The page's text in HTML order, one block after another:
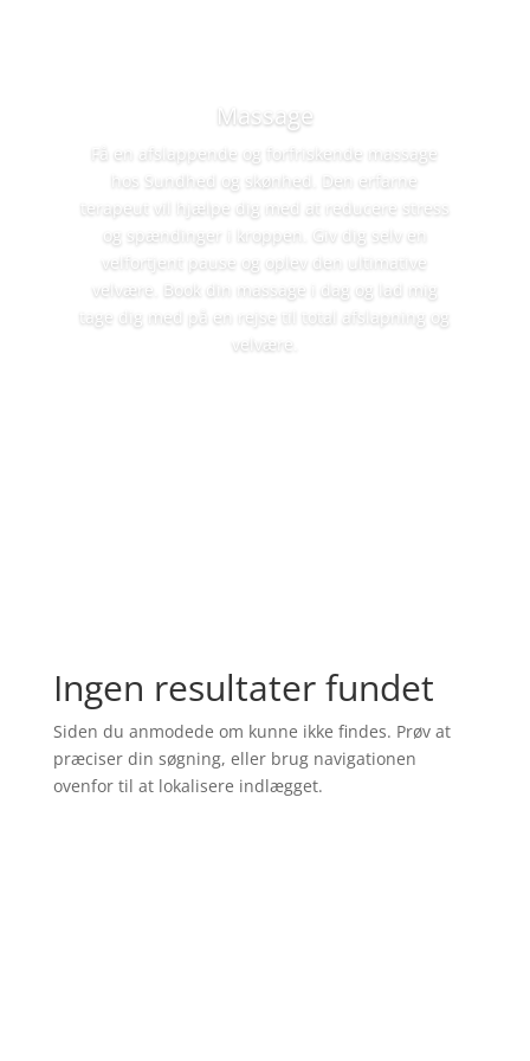
Massage
Få en afslappende og forfriskende massage
hos Sundhed og skønhed. Den erfarne
terapeut vil hjælpe dig med at reducere stress
og spændinger i kroppen. Giv dig selv en
velfortjent pause og oplev den ultimative
velvære. Book din massage i dag og lad mig
tage dig med på en rejse til total afslapning og
velvære.
Ingen resultater fundet
Siden du anmodede om kunne ikke findes. Prøv at
præciser din søgning, eller brug navigationen
ovenfor til at lokalisere indlægget.